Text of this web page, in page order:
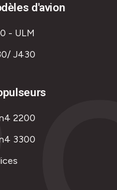
d'avion
- ULM
J430
2200
3300